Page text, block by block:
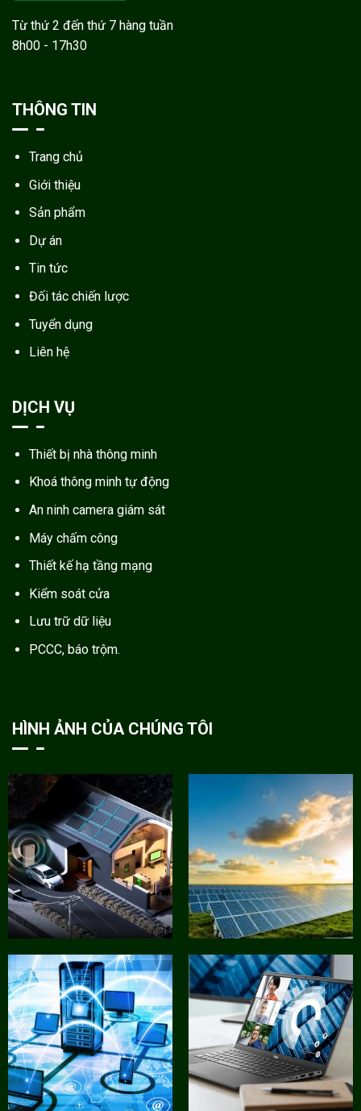
Từ thứ 2 đến thứ 7 hàng tuần
8h00 - 17h30
THÔNG TIN
Trang chủ
Giới thiệu
Sản phẩm
Dự án
Tin tức
Đối tác chiến lược
Tuyển dụng
Liên hệ
DỊCH VỤ
Thiết bị nhà thông minh
Khoá thông minh tự động
An ninh camera giám sát
Máy chấm công
Thiết kế hạ tầng mạng
Kiểm soát cửa
Lưu trữ dữ liệu
PCCC, báo trộm.
HÌNH ẢNH CỦA CHÚNG TÔI